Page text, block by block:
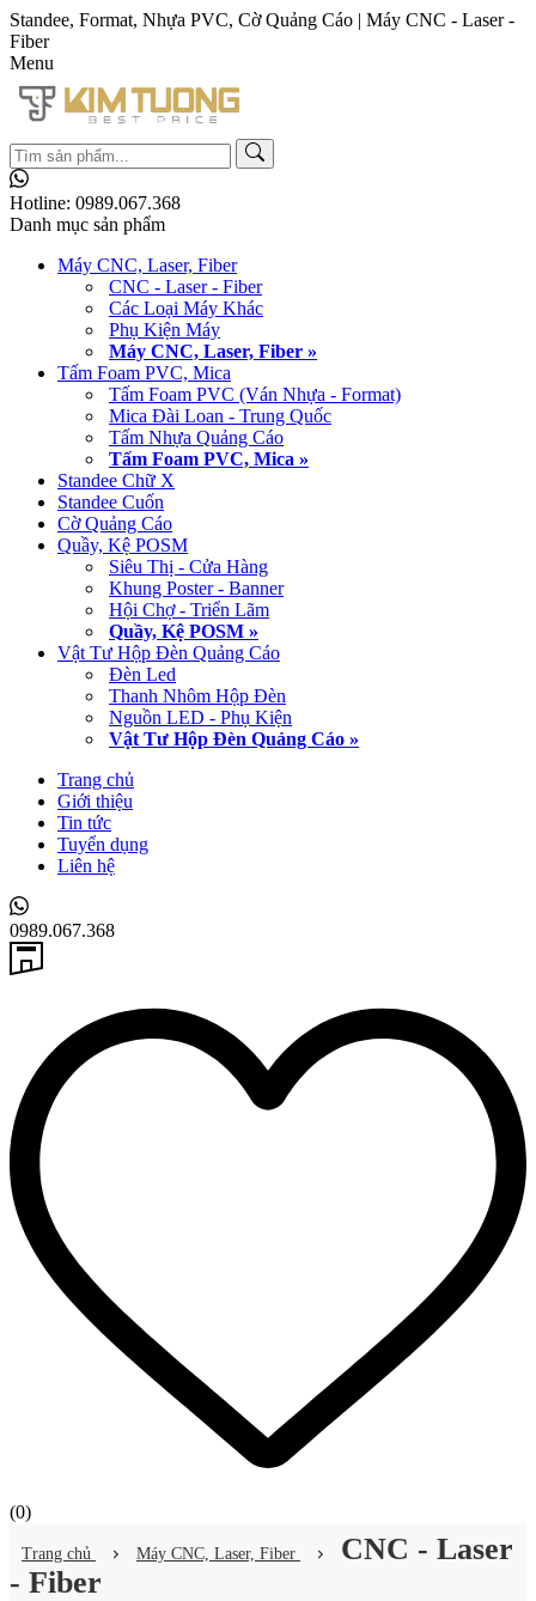
Standee, Format, Nhựa PVC, Cờ Quảng Cáo | Máy CNC - Laser -
Fiber
Menu
Hotline: 0989.067.368
Danh mục sản phẩm
Máy CNC, Laser, Fiber
CNC - Laser - Fiber
Các Loại Máy Khác
Phụ Kiện Máy
Máy CNC, Laser, Fiber »
Tấm Foam PVC, Mica
Tấm Foam PVC (Ván Nhựa - Format)
Mica Đài Loan - Trung Quốc
Tấm Nhựa Quảng Cáo
Tấm Foam PVC, Mica »
Standee Chữ X
Standee Cuốn
Cờ Quảng Cáo
Quầy, Kệ POSM
Siêu Thị - Cửa Hàng
Khung Poster - Banner
Hội Chợ - Triển Lãm
Quầy, Kệ POSM »
Vật Tư Hộp Đèn Quảng Cáo
Đèn Led
Thanh Nhôm Hộp Đèn
Nguồn LED - Phụ Kiện
Vật Tư Hộp Đèn Quảng Cáo »
Trang chủ
Giới thiệu
Tin tức
Tuyển dụng
Liên hệ
0989.067.368
(0)
Trang chủ Máy CNC, Laser, Fiber
CNC - Laser
- Fiber